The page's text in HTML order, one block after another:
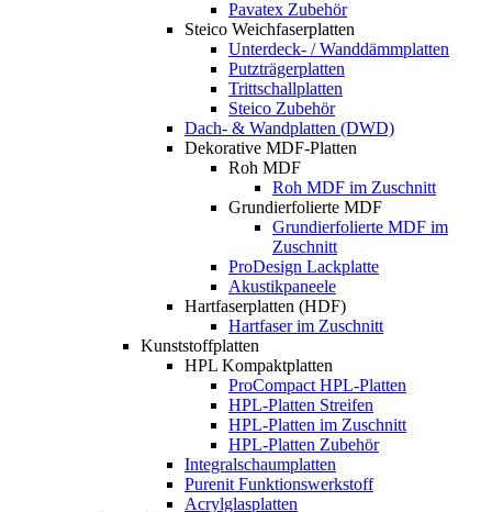
Pavatex Zubehör
Steico Weichfaserplatten
Unterdeck- / Wanddämmplatten
Putzträgerplatten
Trittschallplatten
Steico Zubehör
Dach- & Wandplatten (DWD)
Dekorative MDF-Platten
Roh MDF
Roh MDF im Zuschnitt
Grundierfolierte MDF
Grundierfolierte MDF im
Zuschnitt
ProDesign Lackplatte
Akustikpaneele
Hartfaserplatten (HDF)
Hartfaser im Zuschnitt
Kunststoffplatten
HPL Kompaktplatten
ProCompact HPL-Platten
HPL-Platten Streifen
HPL-Platten im Zuschnitt
HPL-Platten Zubehör
Integralschaumplatten
Purenit Funktionswerkstoff
Acrylglasplatten